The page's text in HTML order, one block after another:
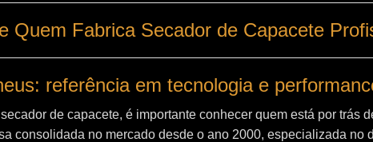
Quem Fabrica Secador de Capacete
referência em tecnologia e
de capacete, é importante conhecer quem está por trás
consolidada no mercado desde o ano 2000, especializada no